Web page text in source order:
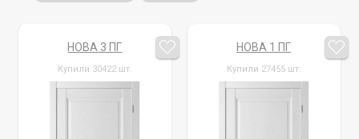
НОВА 3 ПГ
Купили 30422 шт.
НОВА 1 ПГ
Купили 27455 шт.